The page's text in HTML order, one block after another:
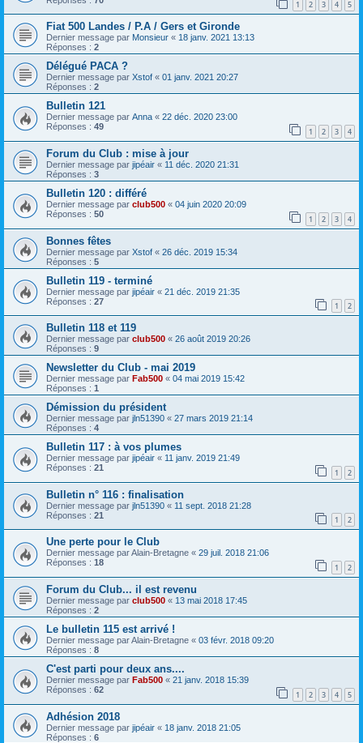
1 2 3 4 5
Fiat 500 Landes / P.A / Gers et Gironde
Dernier message par Monsieur « 18 janv. 2021 13:13
Réponses : 2
Délégué PACA ?
Dernier message par Xstof « 01 janv. 2021 20:27
Réponses : 2
Bulletin 121
Dernier message par Anna « 22 déc. 2020 23:00
Réponses : 49 1 2 3 4
Forum du Club : mise à jour
Dernier message par jipéair « 11 déc. 2020 21:31
Réponses : 3
Bulletin 120 : différé
Dernier message par club500 « 04 juin 2020 20:09
Réponses : 50 1 2 3 4
Bonnes fêtes
Dernier message par Xstof « 26 déc. 2019 15:34
Réponses : 5
Bulletin 119 - terminé
Dernier message par jipéair « 21 déc. 2019 21:35
Réponses : 27 1 2
Bulletin 118 et 119
Dernier message par club500 « 26 août 2019 20:26
Réponses : 9
Newsletter du Club - mai 2019
Dernier message par Fab500 « 04 mai 2019 15:42
Réponses : 1
Démission du président
Dernier message par jln51390 « 27 mars 2019 21:14
Réponses : 4
Bulletin 117 : à vos plumes
Dernier message par jipéair « 11 janv. 2019 21:49
Réponses : 21 1 2
Bulletin n° 116 : finalisation
Dernier message par jln51390 « 11 sept. 2018 21:28
Réponses : 21 1 2
Une perte pour le Club
Dernier message parAlain-Bretagne « 29 juil. 2018 21:06
Réponses : 18 1 2
Forum du Club... il est revenu
Dernier message par club500 « 13 mai 2018 17:45
Réponses : 2
Le bulletin 115 est arrivé !
Dernier message parAlain-Bretagne « 03 févr. 2018 09:20
Réponses : 8
C'est parti pour deux ans....
Dernier message par Fab500 « 21 janv. 2018 15:39
Réponses : 62 1 2 3 4 5
Adhésion 2018
Dernier message par jipéair « 18 janv. 2018 21:05
Réponses : 6